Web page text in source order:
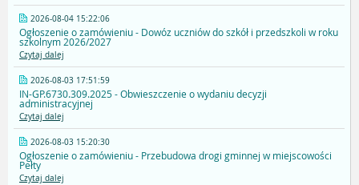
2026-08-04 15:22:06
Ogłoszenie o zamówieniu - Dowóz uczniów do szkół i przedszkoli w roku
szkolnym 2026/2027
Czytaj dalej
2026-08-03 17:51:59
IN-GP.6730.309.2025 - Obwieszczenie o wydaniu decyzji
administracyjnej
Czytaj dalej
2026-08-03 15:20:30
Ogłoszenie o zamówieniu - Przebudowa drogi gminnej w miejscowości
Pełty
Czytaj dalej